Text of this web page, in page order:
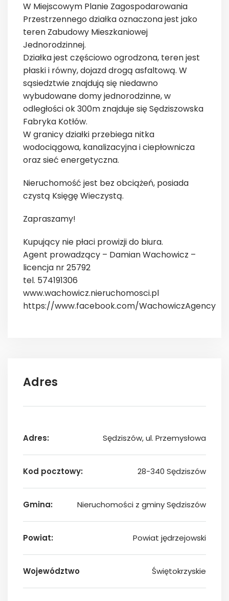
W Miejscowym Planie Zagospodarowania
Przestrzennego działka oznaczona jest jako
teren Zabudowy Mieszkaniowej
Jednorodzinnej.
Działka jest częściowo ogrodzona, teren jest
płaski i równy, dojazd drogą asfaltową. W
sąsiedztwie znajdują się niedawno
wybudowane domy jednorodzinne, w
odległości ok 300m znajduje się Sędziszowska
Fabryka Kotłów.
W granicy działki przebiega nitka
wodociągowa, kanalizacyjna i ciepłownicza
oraz sieć energetyczna.
Nieruchomość jest bez obciążeń, posiada
czystą Księgę Wieczystą.
Zapraszamy!
Kupujący nie płaci prowizji do biura.
Agent prowadzący – Damian Wachowicz –
licencja nr 25792
tel. 574191306
www.wachowicz.nieruchomosci.pl
https://www.facebook.com/WachowiczAgency
Adres
Adres: Sędziszów, ul. Przemysłowa
Kod pocztowy: 28-340 Sędziszów
Gmina: Nieruchomości z gminy Sędziszów
Powiat: Powiat jędrzejowski
Województwo Świętokrzyskie